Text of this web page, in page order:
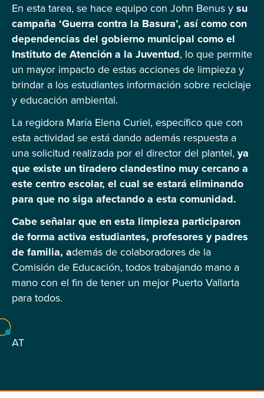
En esta tarea, se hace equipo con John Benus y su
campaña ‘Guerra contra la Basura’, así como con
dependencias del gobierno municipal como el
Instituto de Atención a la Juventud, lo que permite
un mayor impacto de estas acciones de limpieza y
brindar a los estudiantes información sobre reciclaje
y educación ambiental.
La regidora María Elena Curiel, específico que con
esta actividad se está dando además respuesta a
una solicitud realizada por el director del plantel, ya
que existe un tiradero clandestino muy cercano a
este centro escolar, el cual se estará eliminando
para que no siga afectando a esta comunidad.
Cabe señalar que en esta limpieza participaron
de forma activa estudiantes, profesores y padres
de familia, además de colaboradores de la
Comisión de Educación, todos trabajando mano a
mano con el fin de tener un mejor Puerto Vallarta
para todos.
AT